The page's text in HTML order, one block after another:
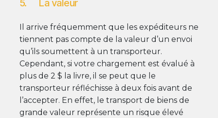
5. La valeur
Il arrive fréquemment que les expéditeurs ne
tiennent pas compte de la valeur d’un envoi
qu’ils soumettent à un transporteur.
Cependant, si votre chargement est évalué à
plus de 2 $ la livre, il se peut que le
transporteur réfléchisse à deux fois avant de
l’accepter. En effet, le transport de biens de
grande valeur représente un risque élevé